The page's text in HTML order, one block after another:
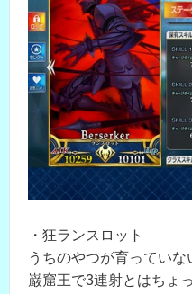
・狂ランスロット
うちのやつが育っていな
巌窟王で3連射とはちょ